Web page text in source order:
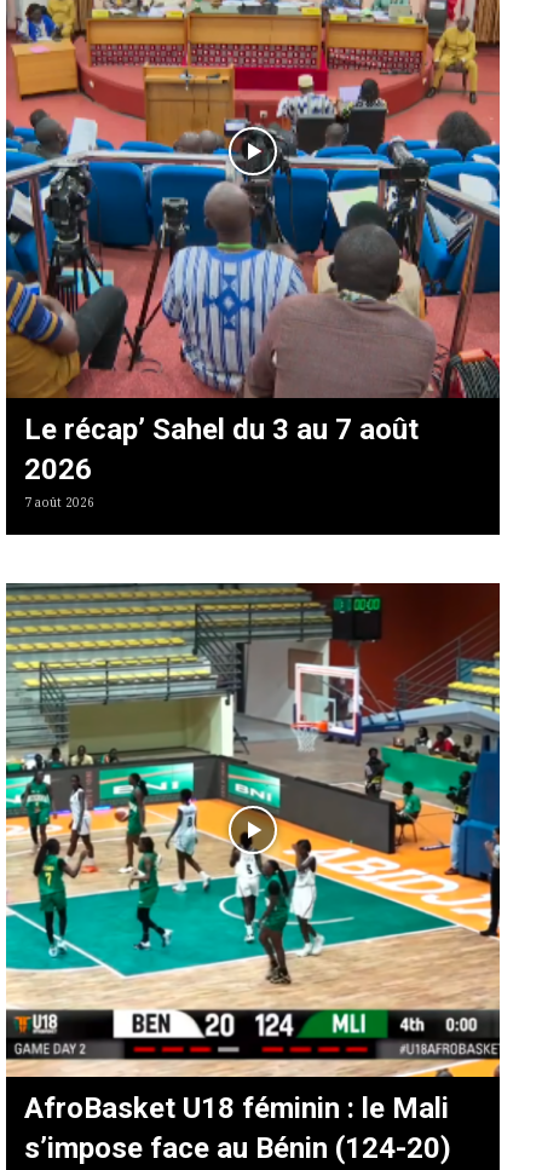
Le récap’ Sahel du 3 au 7 août
2026
7 août 2026
AfroBasket U18 féminin : le Mali
s’impose face au Bénin (124-20)